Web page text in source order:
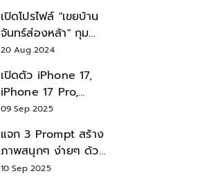
เปิดโปรไฟล์ "เขยบ้าน
จันทร์ส่องหล้า" กุม
บังเหียนธุรกิจตระกูล
"ชินวัตร"
20 Aug 2024
เปิดตัว iPhone 17,
iPhone 17 Pro,
iPhone 17 Air สเปค
09 Sep 2025
แจก 3 Prompt สร้าง
ภาพสนุกๆ ง่ายๆ ด้วย
Nano Banana ใน
10 Sep 2025